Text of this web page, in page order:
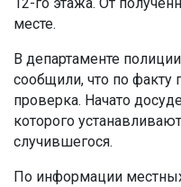
месте.
В департаменте
сообщили, что по факту
проверка. Начато
которого
случившегося.
По информации